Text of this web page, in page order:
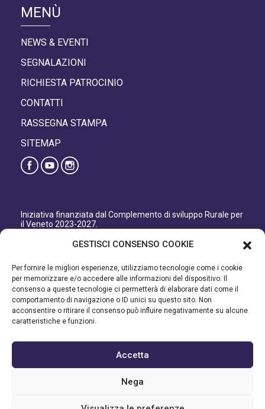
GESTISCI CONSENSO COOKIE
Per fornire le migliori esperienze, utilizziamo tecnologie come i cookie
per memorizzare e/o accedere alle informazioni del dispositivo. Il
consenso a queste tecnologie ci permetterà di elaborare dati come il
comportamento di navigazione o ID unici su questo sito. Non
acconsentire o ritirare il consenso può influire negativamente su alcune
caratteristiche e funzioni.
Accetta
Nega
MENÙ
NEWS & EVENTI
SEGNALAZIONI
RICHIESTA PATROCINIO
CONTATTI
RASSEGNA STAMPA
SITEMAP
Iniziativa finanziata dal Complemento di sviluppo Rurale per
il Veneto 2023-2027.
Organismo responsabile dell’informazione: GAL Patavino
Autorità di Gestione regionale: Regione del Veneto –
Direzione AdG FEASR Bonifica e Irrigazione.
Iniziativa finanziata dal Programma di Sviluppo Rurale per il
Veneto 2014-2022.
Organismo responsabile dell’informazione: GAL Patavino.
©2023 GAL PATAVINO SCARL - Cap. Soc. 22.000,00€ - R.E.A.
334232 – C.F e P.IVA 03748880287 - All Right Reserved